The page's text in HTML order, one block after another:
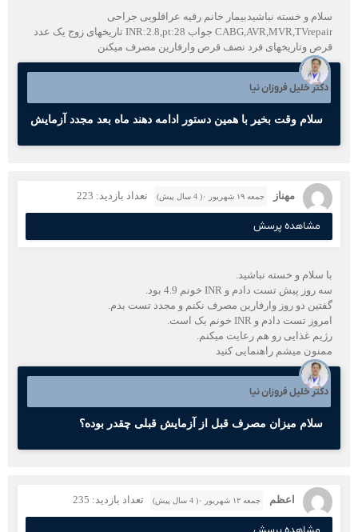
سلام و خسته نباشیدبیمار خانم رقیه عراقلویی جراحی
CABG,AVR,MVR,TVrepair جواب INR:2.8,pt:28 تاریخهای زوج یک عدد
قرص وتاریخهای فرد نصف قرص وارفارین مصرف میکنن
دکتر خلیل فروزان نیا
سلام وقت بخیر با همین دستور ادامه دهند ماه بعد مجدد آزمایش
مهناز جمعه ۱۹ شهریور ۰( 4 سال پیش) تعداد بازدید: 223
مشاهده پرسش
با سلام و خسته نباشید.
سه روز پیش تست دادم و INR خونم 4.9 بود.
گفتین دو روز وارفارین مصرف نکنم و مجدد تست بدم.
امروز تست دادم و INR خونم یک است.
رژیم غذایی رو هم رعایت میکنم.
ممنون میشم راهنمایی کنید
دکتر خلیل فروزان نیا
سلام میزان مصرف قبل از آزمایش قبلی چقدر بوده؟
اعظم جمعه ۱۲ شهریور ۰( 4 سال پیش) تعداد بازدید: 235